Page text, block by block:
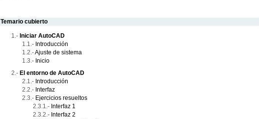
Temario cubierto
Iniciar AutoCAD
Introducción
Ajuste de sistema
Inicio
El entorno de AutoCAD
Introducción
Interfaz
Ejercicios resueltos
Interfaz 1
Interfaz 2